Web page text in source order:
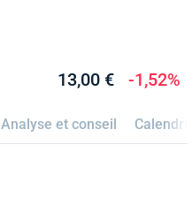
13,00 € -1,52%
Analyse et conseil